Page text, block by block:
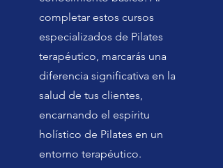
completar estos cursos
especializados de Pilates
terapéutico, marcarás una
diferencia significativa en la
salud de tus clientes,
encarnando el espíritu
holístico de Pilates en un
entorno terapéutico.